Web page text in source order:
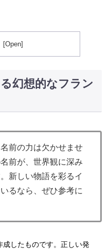
幻想的なフラン
前の力は欠かせませ
前が、世界観に深み
新しい物語を彩るイ
るなら、ぜひ参考に
したものです。 正しい発